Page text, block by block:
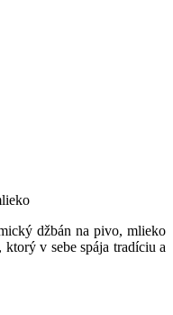
džbán na pivo, mlieko
v sebe spája tradíciu a